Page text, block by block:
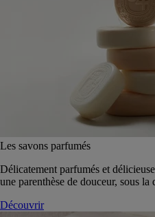
Les savons parfumés
Délicatement parfumés et
une parenthèse de douceur, sous
Découvrir